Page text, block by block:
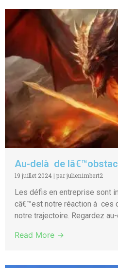
Au-delà de
19 juillet 2024 | par julienimbert2
Les défis en entreprise sont
câ€™est notre réaction à ces
notre trajectoire. Regardez
Read More →